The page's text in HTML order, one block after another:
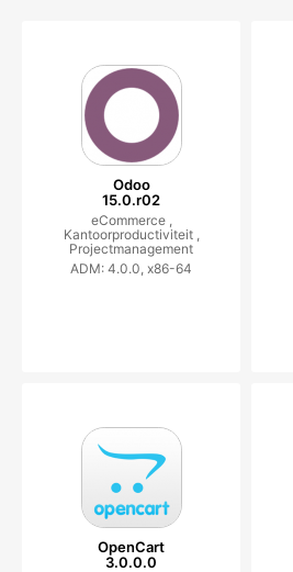
Odoo
15.0.r02
eCommerce ,
Kantoorproductiviteit ,
Projectmanagement
ADM: 4.0.0, x86-64
OpenCart
3.0.0.0